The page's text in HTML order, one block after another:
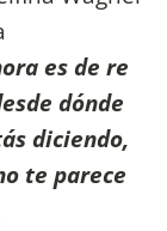
es de re
dónde
diciendo,
te parece